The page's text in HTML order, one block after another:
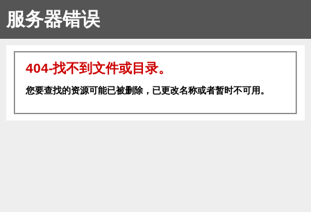
服务器错误
404-找不到文件或目录。
您要查找的资源可能已被删除，已更改名称或者暂时不可用。